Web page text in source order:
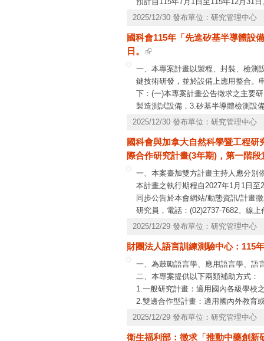
助事項、補助經費項目、申請方式及
題，請洽本會資訊系統服務專線，電
2025/12/30 發布單位：研究管理中心
國科會115年「先進矽基半導體設
日。
一、本專案計畫以製程、封裝、檢測
鍵技術研發，並於設備上應用整合。
下：(一)本專案計畫公告徵求之主要
製造測試設備，3.矽基半導體檢測設
相關領域)組成研究團隊。(三)產學、
必至本會網站（ https://
畫類別請選擇「一般策略專案計畫」
半導體設備關鍵技術研發」。申請
人以申請一件本專案計畫為限。
2025/12/30 發布單位：研究管理中心
國科會與加拿大自然科學暨工程
際合作研究計畫(3年期)，第一階
一、本案臺加雙方計畫主持人應分別
本計畫之執行期程自2027年1月1日
同步公告於本會網站/動態資訊/計畫
研究員，電話：(02)2737-7682。線
7591、7592。
2025/12/29 發布單位：研究管理中心
財團法人語言訓練測驗中心：115
一、為鼓勵語言學、應用語言學、語
二、本專案提供以下兩類補助方式：
1.一般研究計畫：適用國內各級學校
2.雙邊合作型計畫：適用國內外教育
共同合作研究。
四、即日起接受申請，申請截止日期
2025/12/29 發布單位：研究管理中心
衛生福利部：徵求「推動中藥創新